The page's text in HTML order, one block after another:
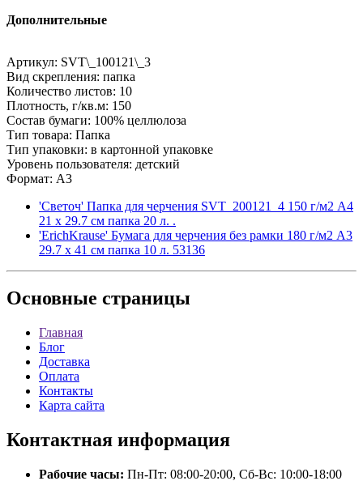
Дополнительные
Артикул: SVT\_100121\_3
Вид скрепления: папка
Количество листов: 10
Плотность, г/кв.м: 150
Состав бумаги: 100% целлюлоза
Тип товара: Папка
Тип упаковки: в картонной упаковке
Уровень пользователя: детский
Формат: A3
'Светоч' Папка для черчения SVT_200121_4 150 г/м2 A4
21 х 29.7 см папка 20 л. .
'ErichKrause' Бумага для черчения без рамки 180 г/м2 A3
29.7 х 41 см папка 10 л. 53136
Основные страницы
Главная
Блог
Доставка
Оплата
Контакты
Карта сайта
Контактная информация
Рабочие часы: Пн-Пт: 08:00-20:00, Сб-Вс: 10:00-18:00